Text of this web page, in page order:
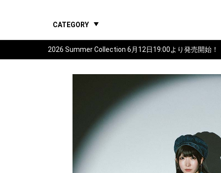
2026 Summer Collection 6月12日19:00より発売開始！
CATEGORY